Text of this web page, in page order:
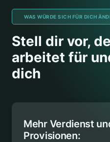
WAS WÜRDE SICH FÜR DICH
Stell dir vor,
arbeitet für
dich
Mehr Verdienst
Provisionen: